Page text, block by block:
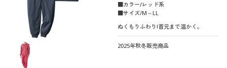
■カラー/レッド系
■サイズ/M～LL
ぬくもりふわり!首元まで温かく。
2025年秋冬販売商品